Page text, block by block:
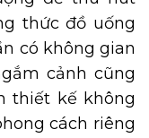
thức đồ uống
có không gian
cảnh cũng
thiết kế không
cách riêng